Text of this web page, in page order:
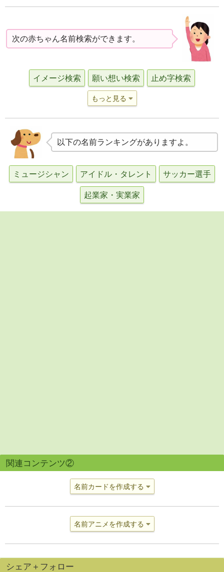
次の赤ちゃん名前検索ができます。
イメージ検索 願い想い検索 止め字検索
もっと見る
以下の名前ランキングがありますよ。
ミュージシャン アイドル・タレント サッカー選手
起業家・実業家
関連コンテンツ②
名前カードを作成する
名前アニメを作成する
シェア＋フォロー